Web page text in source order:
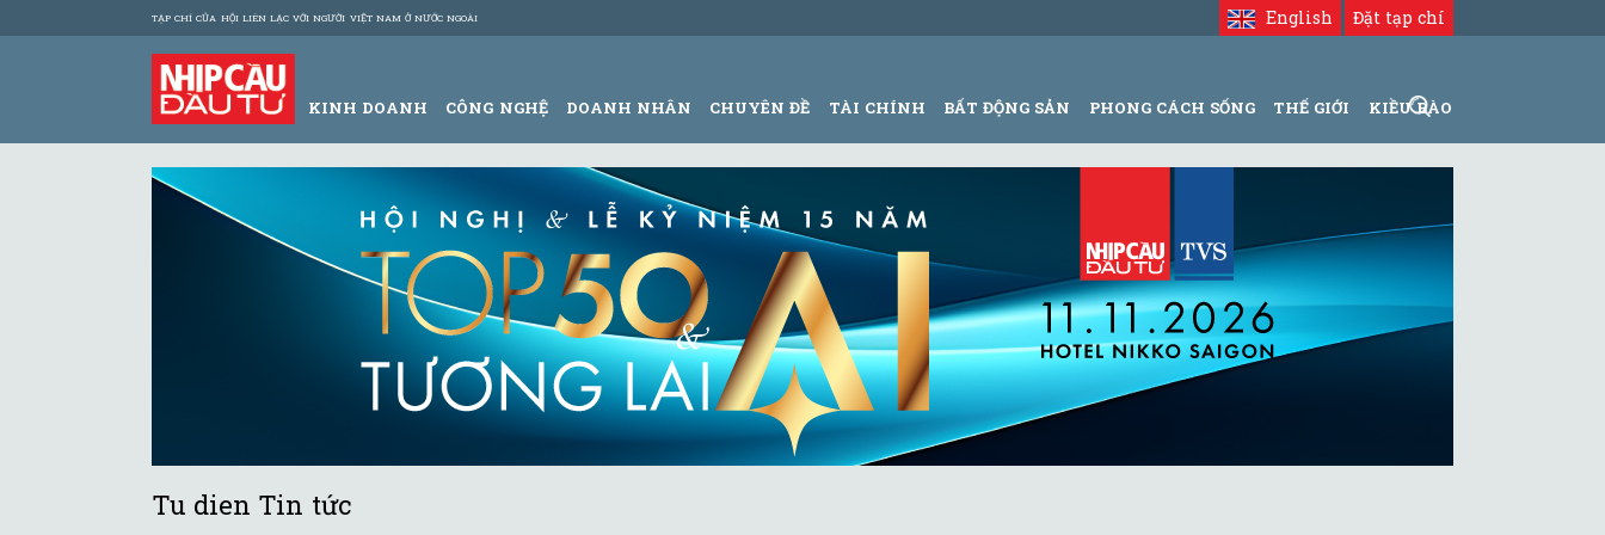
TẠP CHÍ CỦA HỘI LIÊN LẠC VỚI NGƯỜI VIỆT NAM Ở NƯỚC NGOÀI Đặt tạp chí
English
KINH DOANH CÔNG NGHỆ DOANH NHÂN CHUYÊN ĐỀ TÀI CHÍNH BẤT ĐỘNG SẢN PHONG CÁCH SỐNG THẾ GIỚI KIỀU BÀO
Tu dien Tin tức